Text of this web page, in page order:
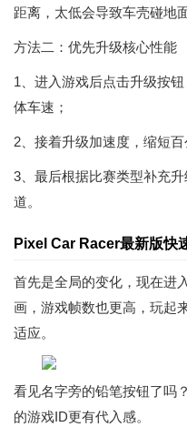
距离，太低会导致车壳碰地
方法二：优先升级核心性能
1、进入游戏后点击升级按
体车速；
2、接着升级加速度，缩短
3、最后根据比赛类型补充
道。
Pixel Car Racer最新版快
首先是全局的变化，现在进
画，游戏帧数也更高，玩起
适应。
看见名字旁的铅笔按钮了吗
的游戏ID更有代入感。